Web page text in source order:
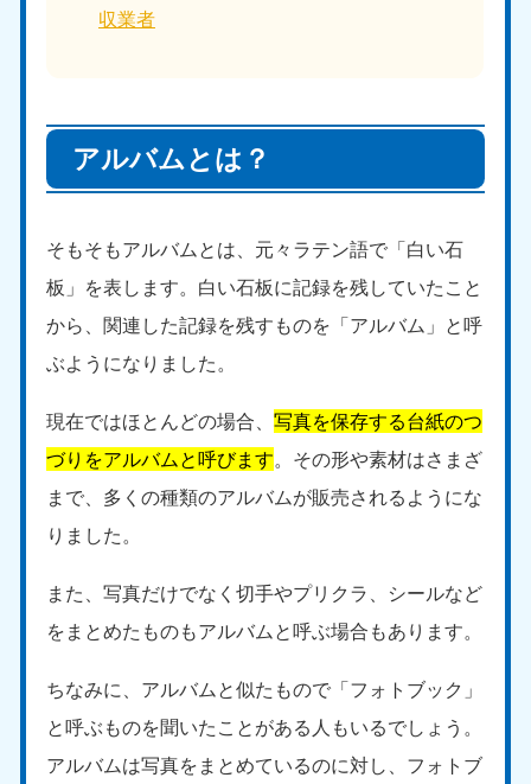
収業者
アルバムとは？
そもそもアルバムとは、元々ラテン語で「白い石
板」を表します。白い石板に記録を残していたこと
から、関連した記録を残すものを「アルバム」と呼
ぶようになりました。
現在ではほとんどの場合、写真を保存する台紙のつ
づりをアルバムと呼びます。その形や素材はさまざ
まで、多くの種類のアルバムが販売されるようにな
りました。
また、写真だけでなく切手やプリクラ、シールなど
をまとめたものもアルバムと呼ぶ場合もあります。
ちなみに、アルバムと似たもので「フォトブック」
と呼ぶものを聞いたことがある人もいるでしょう。
アルバムは写真をまとめているのに対し、フォトブ